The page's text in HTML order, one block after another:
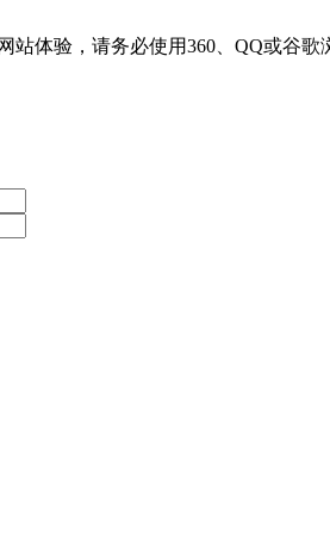
站体验，请务必使用360、QQ或谷歌